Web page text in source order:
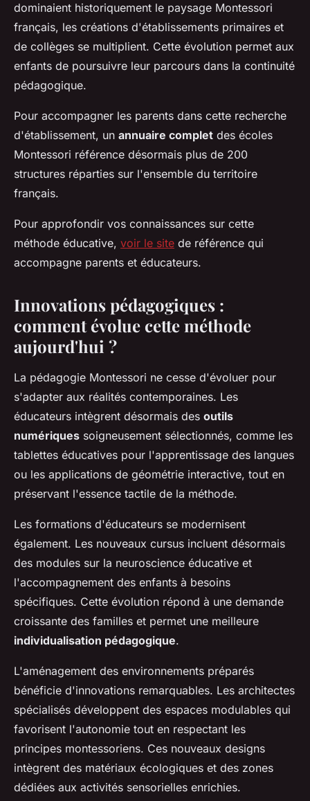
dominaient historiquement le paysage Montessori
français, les créations d'établissements primaires et
de collèges se multiplient. Cette évolution permet aux
enfants de poursuivre leur parcours dans la continuité
pédagogique.
Pour accompagner les parents dans cette recherche
d'établissement, un annuaire complet des écoles
Montessori référence désormais plus de 200
structures réparties sur l'ensemble du territoire
français.
Pour approfondir vos connaissances sur cette
méthode éducative, voir le site de référence qui
accompagne parents et éducateurs.
Innovations pédagogiques :
comment évolue cette méthode
aujourd'hui ?
La pédagogie Montessori ne cesse d'évoluer pour
s'adapter aux réalités contemporaines. Les
éducateurs intègrent désormais des outils
numériques soigneusement sélectionnés, comme les
tablettes éducatives pour l'apprentissage des langues
ou les applications de géométrie interactive, tout en
préservant l'essence tactile de la méthode.
Les formations d'éducateurs se modernisent
également. Les nouveaux cursus incluent désormais
des modules sur la neuroscience éducative et
l'accompagnement des enfants à besoins
spécifiques. Cette évolution répond à une demande
croissante des familles et permet une meilleure
individualisation pédagogique.
L'aménagement des environnements préparés
bénéficie d'innovations remarquables. Les architectes
spécialisés développent des espaces modulables qui
favorisent l'autonomie tout en respectant les
principes montessoriens. Ces nouveaux designs
intègrent des matériaux écologiques et des zones
dédiées aux activités sensorielles enrichies.